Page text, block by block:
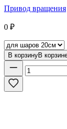
Привод вращения
0 ₽
В корзинуВ